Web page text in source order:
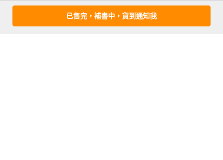
偏誤
免毀掉人生的技
more
已售完，補書中，貨到通知我